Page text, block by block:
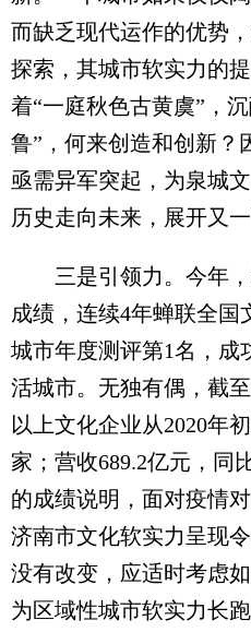
而缺乏现代运作的优势
探索，其城市软实力的
着“一庭秋色古黄虞”，
鲁”，何来创造和创新？
亟需异军突起，为泉城
历史走向未来，展开又一
三是引领力。今年，
成绩，连续4年蝉联全国
城市年度测评第1名，成
活城市。无独有偶，截
以上文化企业从2020年
家；营收689.2亿元，同
的成绩说明，面对疫情
济南市文化软实力呈现
没有改变，应适时考虑
为区域性城市软实力长